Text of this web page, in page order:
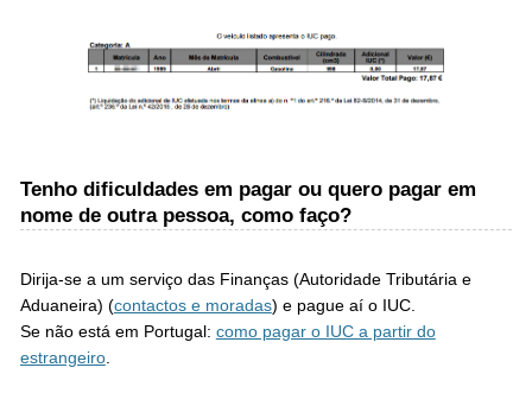
Tenho dificuldades em pagar ou quero pagar em
nome de outra pessoa, como faço?
Dirija-se a um serviço das Finanças (Autoridade Tributária e
Aduaneira) (contactos e moradas) e pague aí o IUC.
Se não está em Portugal: como pagar o IUC a partir do
estrangeiro.